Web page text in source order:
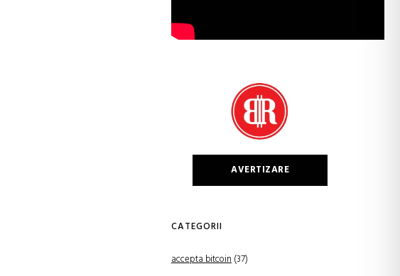
AVERTIZARE
CATEGORII
accepta bitcoin(37)